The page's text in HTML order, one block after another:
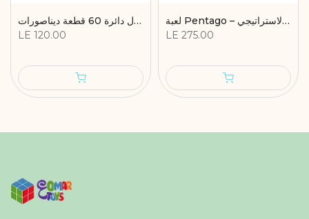
بازل دائرة 60 قطعة ديناصورات
LE 120.00
لعبة Pentago – لعبة الذكاء والتخطيط الاستراتيجي
LE 275.00